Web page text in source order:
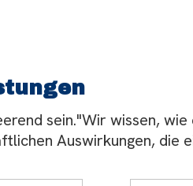
sein."Wir wissen, wie
Auswirkungen, die